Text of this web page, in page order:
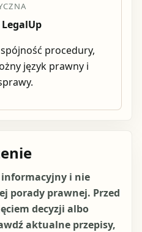
procedury,
język prawny i
i nie
porady prawnej. Przed
decyzji albo
aktualne przepisy,